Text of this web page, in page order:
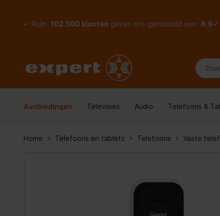
Ruim 102.000 klanten geven ons gemiddeld een 8,9
Aanbiedingen Televisies Audio Telefoons &
Home Telefoons en tablets Telefoons Vaste